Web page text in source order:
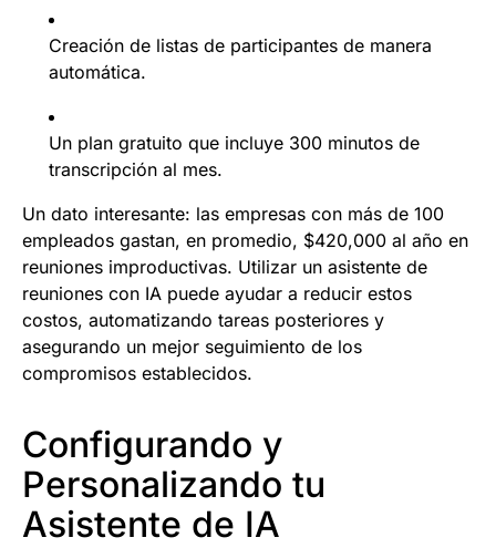
Creación de listas de participantes de manera
automática.
Un plan gratuito que incluye 300 minutos de
transcripción al mes.
Un dato interesante: las empresas con más de 100
empleados gastan, en promedio, $420,000 al año en
reuniones improductivas. Utilizar un asistente de
reuniones con IA puede ayudar a reducir estos
costos, automatizando tareas posteriores y
asegurando un mejor seguimiento de los
compromisos establecidos.
Configurando y
Personalizando tu
Asistente de IA